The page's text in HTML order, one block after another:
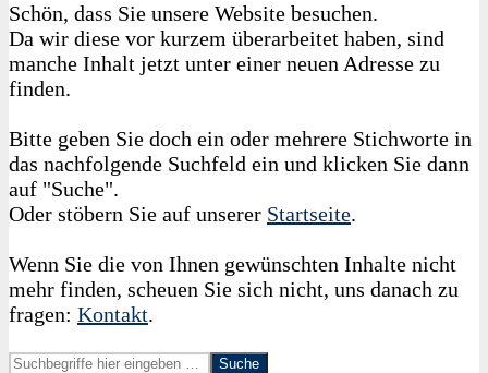
Schön, dass Sie unsere Website besuchen.
Da wir diese vor kurzem überarbeitet haben, sind
manche Inhalt jetzt unter einer neuen Adresse zu
finden.
Bitte geben Sie doch ein oder mehrere Stichworte in
das nachfolgende Suchfeld ein und klicken Sie dann
auf "Suche".
Oder stöbern Sie auf unserer Startseite.
Wenn Sie die von Ihnen gewünschten Inhalte nicht
mehr finden, scheuen Sie sich nicht, uns danach zu
fragen: Kontakt.
Suche